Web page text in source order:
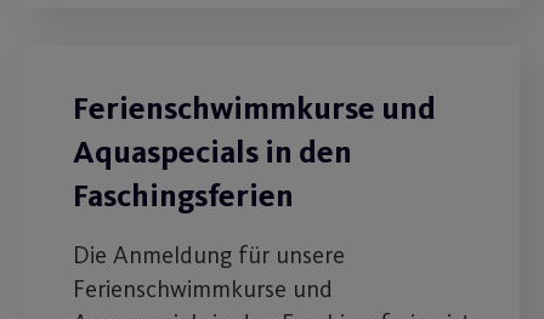
Ferienschwimmkurse und
Aquaspecials in den
Faschingsferien
Die Anmeldung für unsere
Ferienschwimmkurse und